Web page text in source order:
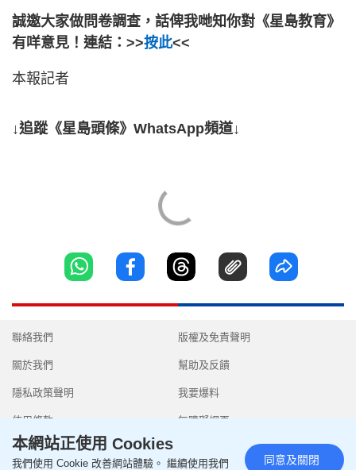
誠邀大家做問卷調查，話俾我哋知你對《星島教育》
有咩意見！連結：>>按此<<
本報記者
↓追蹤《星島頭條》WhatsApp頻道↓
聯絡我們
關於我們
隱私政策聲明
使用條款
版權及免責聲明
幫助及反饋
我要爆料
無障礙網頁
本網站正使用 Cookies
我們使用 Cookie 改善網站體驗。 繼續使用我們 同意及關閉